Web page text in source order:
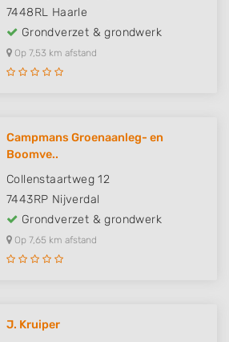
7448RL Haarle
Grondverzet & grondwerk
Op 7,53 km afstand
Campmans Groenaanleg- en
Boomve..
Collenstaartweg 12
7443RP Nijverdal
Grondverzet & grondwerk
Op 7,65 km afstand
J. Kruiper